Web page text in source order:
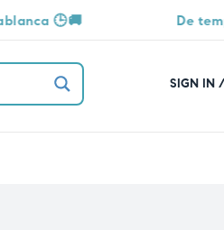
De temps en temps,
SIGN IN